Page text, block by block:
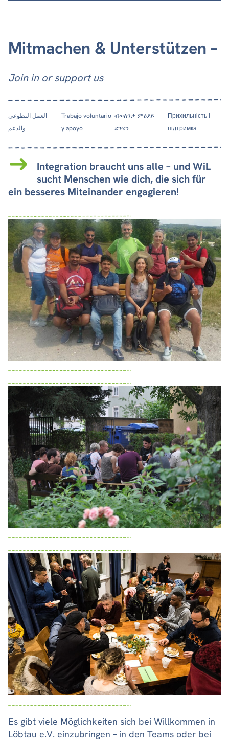
Mitmachen & Unterstützen –
Join in or support us
العمل التطوعي
والدعم
Trabajo voluntario
y apoyo
ብወለንታ ምዕያይ
ደገፍን
Прихильність і
підтримка
Integration braucht uns alle – und WiL
sucht Menschen wie dich, die sich für
ein besseres Miteinander engagieren!
Es gibt viele Möglichkeiten sich bei Willkommen in
Löbtau e.V. einzubringen – in den Teams oder bei